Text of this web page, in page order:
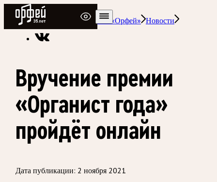
Радио Орфей
Радио классической музыки «Орфей» Новости
Вручение премии
«Органист года»
пройдёт онлайн
Дата публикации: 2 ноября 2021